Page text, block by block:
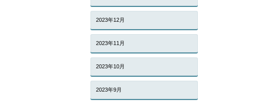
2023年12月
2023年11月
2023年10月
2023年9月